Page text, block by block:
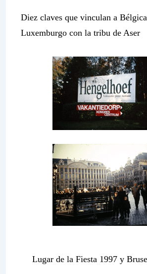
Diez claves que vinculan a
Luxemburgo con la tribu de Aser
Lugar de la Fiesta 1997 y